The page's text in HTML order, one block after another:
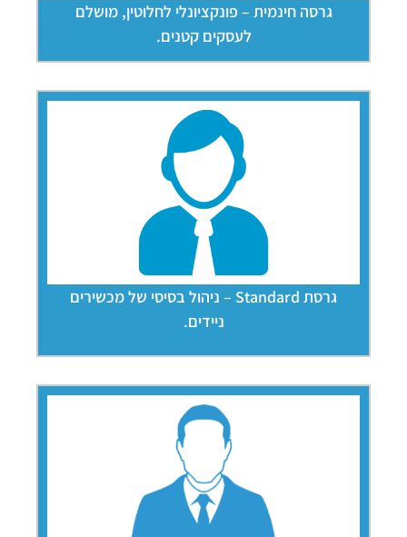
גרסה חינמית – פונקציונלי לחלוטין, מושלם
לעסקים קטנים.
גרסת Standard – ניהול בסיסי של מכשירים
ניידים.